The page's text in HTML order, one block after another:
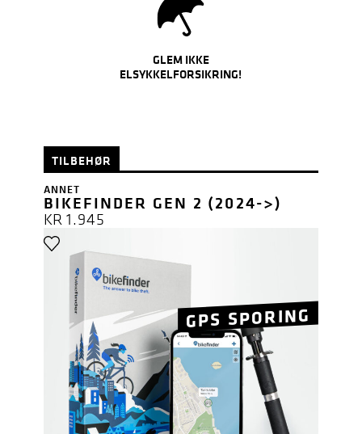
GLEM IKKE
ELSYKKELFORSIKRING!
TILBEHØR
GPS SPORING
ANNET
BIKEFINDER GEN 2 (2024->)
KR1.945